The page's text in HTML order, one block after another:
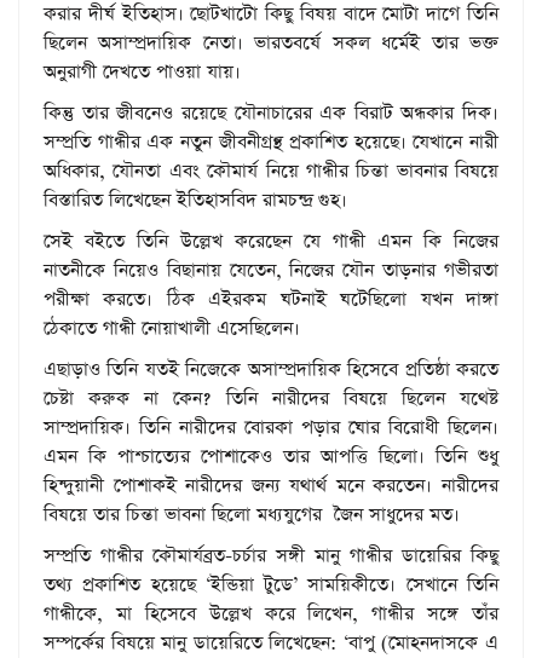
করার দীর্ঘ ইতিহাস। ছোটখাটো কিছু বিষয় বাদে মোটা দাগে তিনি
ছিলেন অসাম্প্রদায়িক নেতা। ভারতবর্ষে সকল ধর্মেই তার ভক্ত
অনুরাগী দেখতে পাওয়া যায়।
কিন্তু তার জীবনেও রয়েছে যৌনাচারের এক বিরাট অন্ধকার দিক।
সম্প্রতি গান্ধীর এক নতুন জীবনীগ্রন্থ প্রকাশিত হয়েছে। যেখানে নারী
অধিকার, যৌনতা এবং কৌমার্য নিয়ে গান্ধীর চিন্তা ভাবনার বিষয়ে
বিস্তারিত লিখেছেন ইতিহাসবিদ রামচন্দ্র গুহ।
সেই বইতে তিনি উল্লেখ করেছেন যে গান্ধী এমন কি নিজের
নাতনীকে নিয়েও বিছানায় যেতেন, নিজের যৌন তাড়নার গভীরতা
পরীক্ষা করতে। ঠিক এইরকম ঘটনাই ঘটেছিলো যখন দাঙ্গা
ঠেকাতে গান্ধী নোয়াখালী এসেছিলেন।
এছাড়াও তিনি যতই নিজেকে অসাম্প্রদায়িক হিসেবে প্রতিষ্ঠা করতে
চেষ্টা করুক না কেন? তিনি নারীদের বিষয়ে ছিলেন যথেষ্ট
সাম্প্রদায়িক। তিনি নারীদের বোরকা পড়ার ঘোর বিরোধী ছিলেন।
এমন কি পাশ্চাত্যের পোশাকেও তার আপত্তি ছিলো। তিনি শুধু
হিন্দুয়ানী পোশাকই নারীদের জন্য যথার্থ মনে করতেন। নারীদের
বিষয়ে তার চিন্তা ভাবনা ছিলো মধ্যযুগের জৈন সাধুদের মত।
সম্প্রতি গান্ধীর কৌমার্যব্রত-চর্চার সঙ্গী মানু গান্ধীর ডায়েরির কিছু
তথ্য প্রকাশিত হয়েছে ‘ইন্ডিয়া টুডে’ সাময়িকীতে। সেখানে তিনি
গান্ধীকে, মা হিসেবে উল্লেখ করে লিখেন, গান্ধীর সঙ্গে তাঁর
সম্পর্কের বিষয়ে মানু ডায়েরিতে লিখেছেন: ‘বাপু (মোহনদাসকে এ